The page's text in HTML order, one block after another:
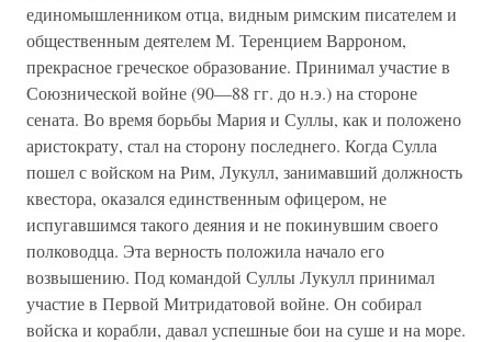
единомышленником отца, видным римским писателем и
общественным деятелем М. Теренцием Варроном,
прекрасное греческое образование. Принимал участие в
Союзнической войне (90—88 гг. до н.э.) на стороне
сената. Во время борьбы Мария и Суллы, как и положено
аристократу, стал на сторону последнего. Когда Сулла
пошел с войском на Рим, Лукулл, занимавший должность
квестора, оказался единственным офицером, не
испугавшимся такого деяния и не покинувшим своего
полководца. Эта верность положила начало его
возвышению. Под командой Суллы Лукулл принимал
участие в Первой Митридатовой войне. Он собирал
войска и корабли, давал успешные бои на суше и на море.